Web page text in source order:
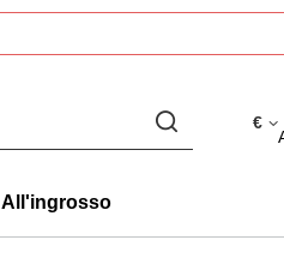
€
All'ingrosso